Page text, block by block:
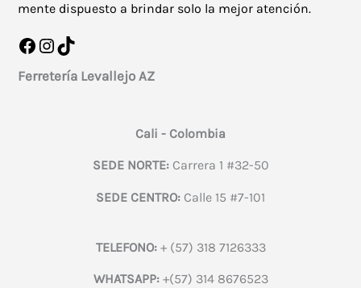
mente dispuesto a brindar solo la mejor atención.
Facebook
Instagram
TikTok
Ferretería Levallejo AZ
Cali - Colombia
SEDE NORTE:Carrera 1 #32-50
SEDE CENTRO: Calle 15 #7-101
TELEFONO:+ (57) 318 7126333
WHATSAPP:+(57) 314 8676523